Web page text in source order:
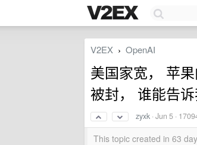
V2EX › OpenAI
美国家宽， 苹
被封， 谁能告诉
zyxk ·Jun 5 ·
This topic created in 63